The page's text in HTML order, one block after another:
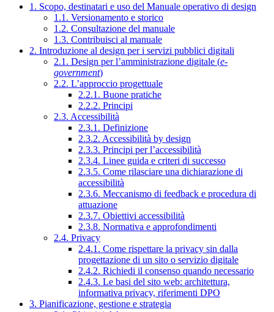
1. Scopo, destinatari e uso del Manuale operativo di design
1.1. Versionamento e storico
1.2. Consultazione del manuale
1.3. Contribuisci al manuale
2. Introduzione al design per i servizi pubblici digitali
2.1. Design per l’amministrazione digitale (e-
government)
2.2. L’approccio progettuale
2.2.1. Buone pratiche
2.2.2. Principi
2.3. Accessibilità
2.3.1. Definizione
2.3.2. Accessibilità by design
2.3.3. Principi per l’accessibilità
2.3.4. Linee guida e criteri di successo
2.3.5. Come rilasciare una dichiarazione di
accessibilità
2.3.6. Meccanismo di feedback e procedura di
attuazione
2.3.7. Obiettivi accessibilità
2.3.8. Normativa e approfondimenti
2.4. Privacy
2.4.1. Come rispettare la privacy sin dalla
progettazione di un sito o servizio digitale
2.4.2. Richiedi il consenso quando necessario
2.4.3. Le basi del sito web: architettura,
informativa privacy, riferimenti DPO
3. Pianificazione, gestione e strategia